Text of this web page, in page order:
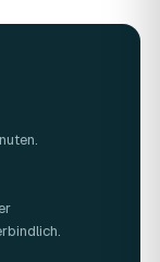
braucht eine
Auftragsdaten):
und
Ihren
Ihnen der